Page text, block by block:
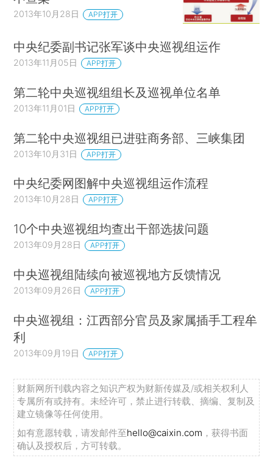
2013年10月28日 APP打开
中央纪委副书记张军谈中央巡视组运作
2013年11月05日 APP打开
第二轮中央巡视组组长及巡视单位名单
2013年11月01日 APP打开
第二轮中央巡视组已进驻商务部、三峡集团
2013年10月31日 APP打开
中央纪委网图解中央巡视组运作流程
2013年10月28日 APP打开
10个中央巡视组均查出干部选拔问题
2013年09月28日 APP打开
中央巡视组陆续向被巡视地方反馈情况
2013年09月26日 APP打开
中央巡视组：江西部分官员及家属插手工程牟
利
2013年09月19日 APP打开
财新网所刊载内容之知识产权为财新传媒及/或相关权利人
专属所有或持有。未经许可，禁止进行转载、摘编、复制及
建立镜像等任何使用。
如有意愿转载，请发邮件至hello@caixin.com ，获得书面
确认及授权后，方可转载。